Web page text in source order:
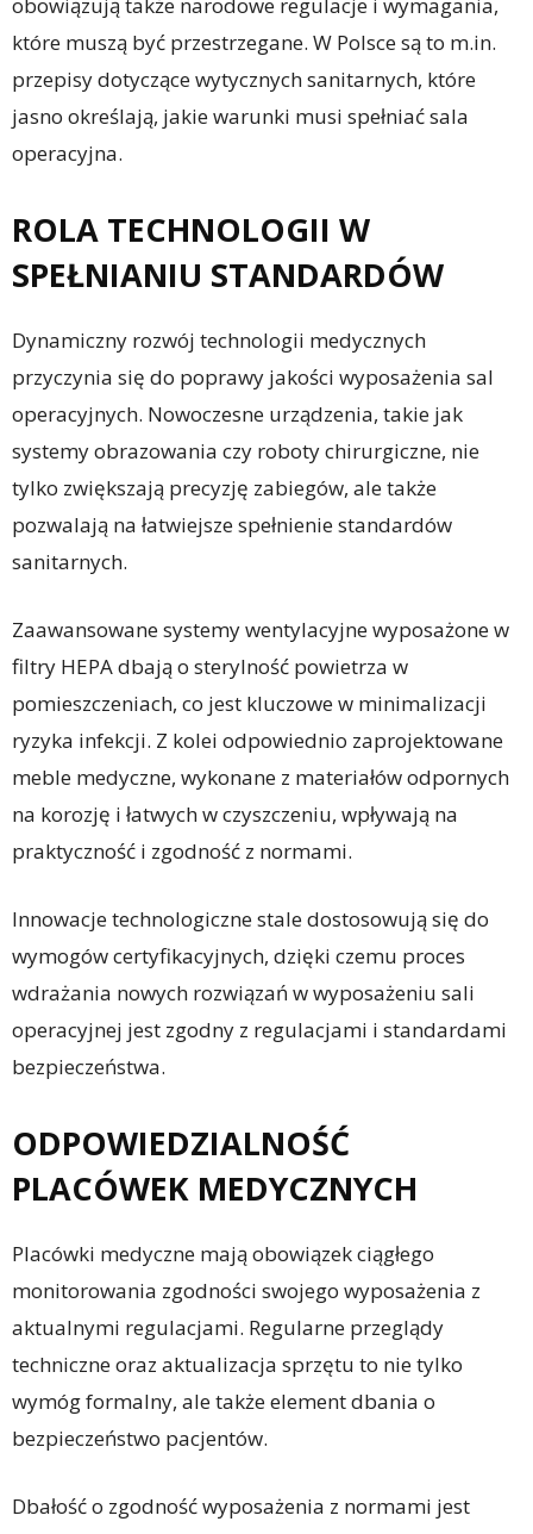
obowiązują także narodowe regulacje i wymagania,
które muszą być przestrzegane. W Polsce są to m.in.
przepisy dotyczące wytycznych sanitarnych, które
jasno określają, jakie warunki musi spełniać sala
operacyjna.
ROLA TECHNOLOGII W
SPEŁNIANIU STANDARDÓW
Dynamiczny rozwój technologii medycznych
przyczynia się do poprawy jakości wyposażenia sal
operacyjnych. Nowoczesne urządzenia, takie jak
systemy obrazowania czy roboty chirurgiczne, nie
tylko zwiększają precyzję zabiegów, ale także
pozwalają na łatwiejsze spełnienie standardów
sanitarnych.
Zaawansowane systemy wentylacyjne wyposażone w
filtry HEPA dbają o sterylność powietrza w
pomieszczeniach, co jest kluczowe w minimalizacji
ryzyka infekcji. Z kolei odpowiednio zaprojektowane
meble medyczne, wykonane z materiałów odpornych
na korozję i łatwych w czyszczeniu, wpływają na
praktyczność i zgodność z normami.
Innowacje technologiczne stale dostosowują się do
wymogów certyfikacyjnych, dzięki czemu proces
wdrażania nowych rozwiązań w wyposażeniu sali
operacyjnej jest zgodny z regulacjami i standardami
bezpieczeństwa.
ODPOWIEDZIALNOŚĆ
PLACÓWEK MEDYCZNYCH
Placówki medyczne mają obowiązek ciągłego
monitorowania zgodności swojego wyposażenia z
aktualnymi regulacjami. Regularne przeglądy
techniczne oraz aktualizacja sprzętu to nie tylko
wymóg formalny, ale także element dbania o
bezpieczeństwo pacjentów.
Dbałość o zgodność wyposażenia z normami jest